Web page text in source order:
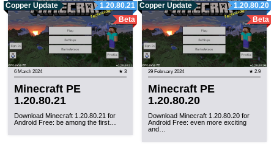
Copper Update
1.20.80.21
Beta
6 March 2024 ★ 3
Minecraft PE
1.20.80.21
Download Minecraft 1.20.80.21 for
Android Free: be among the first…
Copper Update
1.20.80.20
Beta
29 February 2024 ★ 2.9
Minecraft PE
1.20.80.20
Download Minecraft 1.20.80.20 for
Android Free: even more exciting
and…